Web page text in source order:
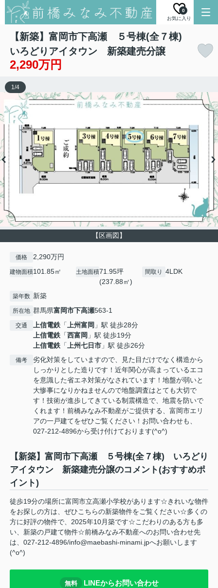
お気に入り
0
【新築】富岡市下高瀬 ５号棟(全７棟)
いろどりアイタウン 新築建売分譲
2,290万円
【区画図】
1/4
価格 2,290万円
建物面積101.85㎡ 土地面積71.95坪
(237.88㎡)
間取り 4LDK
築年数 新築
所在地 群馬県富岡市下高瀬563-1
交通 上信電鉄 「上州富岡 」駅 徒歩28分
上信電鉄 「西富岡 」駅 徒歩19分
上信電鉄 「上州七日市 」駅 徒歩26分
備考
劣化対策をしていますので、見た目だけでなく構造から
しっかりとした造りです！近年関心が高まっているエコ
を意識した省エネ対策がなされています！地盤が弱いと
大惨事になりかねませんので地盤調査はとても大切で
す！技術が進歩してきている制震構造で、地震を防いで
くれます！前橋みなみ不動産がご提供する、富岡市エリ
アの一戸建てをぜひご覧ください！お問い合わせも、
027-212-4896から受け付けております(^o^)
【新築】富岡市下高瀬 ５号棟(全７棟) いろどり
アイタウン 新築建売分譲のコメント(おすすめポ
イント)
徒歩19分の場所に富岡市立高瀬小学校があります☆きれいな物件
をお探しの方は、ぜひこちらの新築物件をご覧ください☆多くの
方に好評の物件で、2025年10月築です☆こだわりのある方も多
い、新築の戸建て物件☆前橋みなみ不動産へのお問い合わせ先
は、027-212-4896/info@maebashi-minami.jpへお願いします
(^o^)
無料 LINEからお問い合わせ